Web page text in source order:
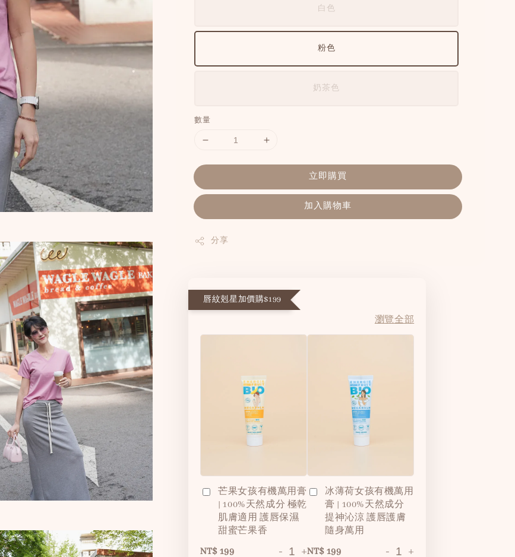
白色
粉色
奶茶色
數量
立即購買
加入購物車
分享
唇紋剋星加價購$199
瀏覽全部
芒果女孩有機萬用膏
| 100%天然成分 極乾
肌膚適用 護唇保濕
甜蜜芒果香
NT$ 199
- +
冰薄荷女孩有機萬用
膏 | 100%天然成分
提神沁涼 護唇護膚
隨身萬用
NT$ 199
- +